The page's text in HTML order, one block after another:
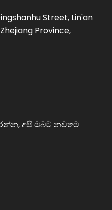
Street, Lin'an
Province,
අපි ඔබට නවතම